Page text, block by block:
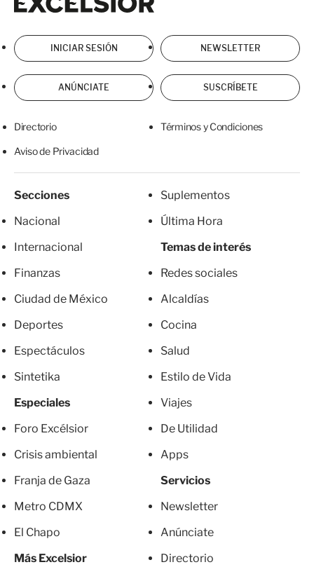
INICIAR SESIÓN NEWSLETTER
ANÚNCIATE SUSCRÍBETE
Directorio Términos y Condiciones
Aviso de Privacidad
Secciones
Nacional
Internacional
Finanzas
Ciudad de México
Deportes
Espectáculos
Sintetika
Especiales
Foro Excélsior
Crisis ambiental
Franja de Gaza
Metro CDMX
El Chapo
Más Excelsior
Suplementos
Última Hora
Temas de interés
Redes sociales
Alcaldías
Cocina
Salud
Estilo de Vida
Viajes
De Utilidad
Apps
Servicios
Newsletter
Anúnciate
Directorio